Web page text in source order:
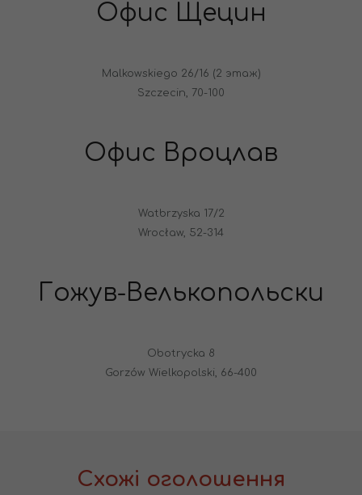
Офис Щецин
Malkowskiego 26/16 (2 этаж)
Szczecin, 70-100
Офис Вроцлав
Watbrzyska 17/2
Wrocław, 52-314
Гожув-Велькопольски
Obotrycka 8
Gorzów Wielkopolski, 66-400
Схожі оголошення